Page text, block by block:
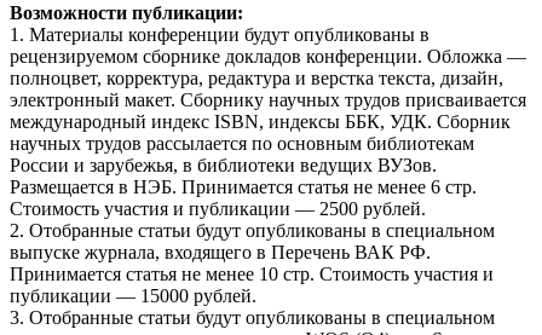
Возможности публикации:
1. Материалы конференции будут опубликованы в
рецензируемом сборнике докладов конференции. Обложка —
полноцвет, корректура, редактура и верстка текста, дизайн,
электронный макет. Сборнику научных трудов присваивается
международный индекс ISBN, индексы ББК, УДК. Сборник
научных трудов рассылается по основным библиотекам
России и зарубежья, в библиотеки ведущих ВУЗов.
Размещается в НЭБ. Принимается статья не менее 6 стр.
Стоимость участия и публикации — 2500 рублей.
2. Отобранные статьи будут опубликованы в специальном
выпуске журнала, входящего в Перечень ВАК РФ.
Принимается статья не менее 10 стр. Стоимость участия и
публикации — 15000 рублей.
3. Отобранные статьи будут опубликованы в специальном